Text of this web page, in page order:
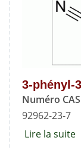
4-
3-phényl-
Numéro CAS
92962-23-7
Lire la suite